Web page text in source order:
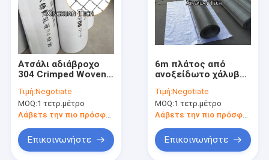
Ατσάλι αδιάβροχο
304 Crimped Woven
Mesh για την
παρακολούθηση
Τιμή:Negotiate
MOQ:1 τετρ.μέτρο
Λάβετε την πιο πρόσφατη τιμή
Επικοινωνήστε
6m πλάτος από
ανοξείδωτο χάλυβα
καλωδιακή δίχτυα
οθόνη με ένα μεγάλο
απόθεμα
Τιμή:Negotiate
MOQ:1 τετρ.μέτρο
Λάβετε την πιο πρόσφατη τιμή
Επικοινωνήστε